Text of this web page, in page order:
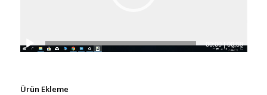
00:00|00:59
Ürün Ekleme